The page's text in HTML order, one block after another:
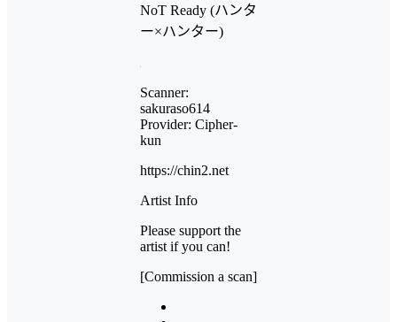
NoT Ready (ハンタ
ー×ハンター)
Scanner:
sakuraso614
Provider: Cipher-
kun
https://chin2.net
Artist Info
Please support the
artist if you can!
[Commission a scan]